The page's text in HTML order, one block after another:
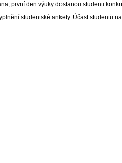
první den výuky dostanou studenti
studentské ankety. Účast studentů